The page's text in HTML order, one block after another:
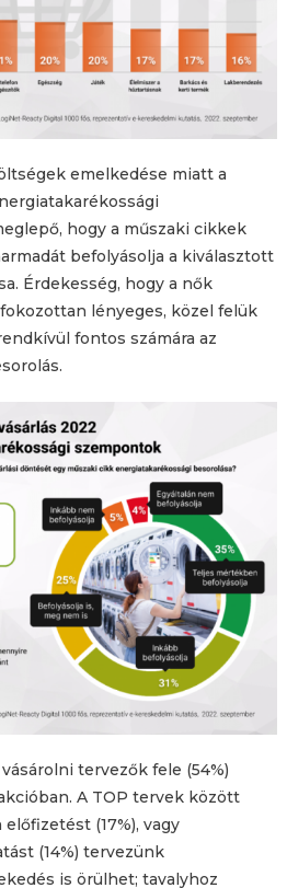
emelkedése miatt a
hogy a műszaki cikkek
befolyásolja a kiválasztott
Érdekesség, hogy a nők
lényeges, közel felük
fontos számára az
tervezők fele (54%)
A TOP tervek között
előfizetést (17%), vagy
(14%) tervezünk
is örülhet; tavalyhoz